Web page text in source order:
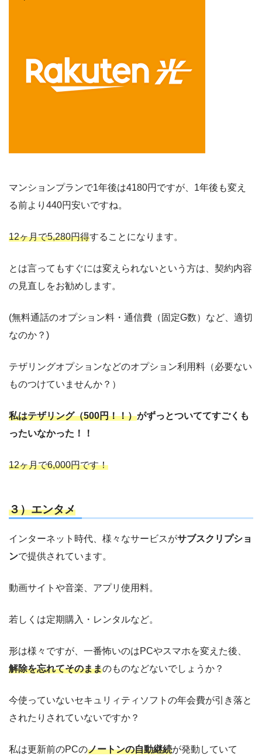
マンションプランで1年後は4180円ですが、1年後も変え
る前より440円安いですね。
12ヶ月で5,280円得することになります。
とは言ってもすぐには変えられないという方は、契約内容
の見直しをお勧めします。
(無料通話のオプション料・通信費（固定G数）など、適切
なのか？)
テザリングオプションなどのオプション利用料（必要ない
ものつけていませんか？）
私はテザリング（500円！！）がずっとついててすごくも
ったいなかった！！
12ヶ月で6,000円です！
３）エンタメ
インターネット時代、様々なサービスがサブスクリプショ
ンで提供されています。
動画サイトや音楽、アプリ使用料。
若しくは定期購入・レンタルなど。
形は様々ですが、一番怖いのはPCやスマホを変えた後、
解除を忘れてそのままのものなどないでしょうか？
今使っていないセキュリィティソフトの年会費が引き落と
されたりされていないですか？
私は更新前のPCのノートンの自動継続が発動していて